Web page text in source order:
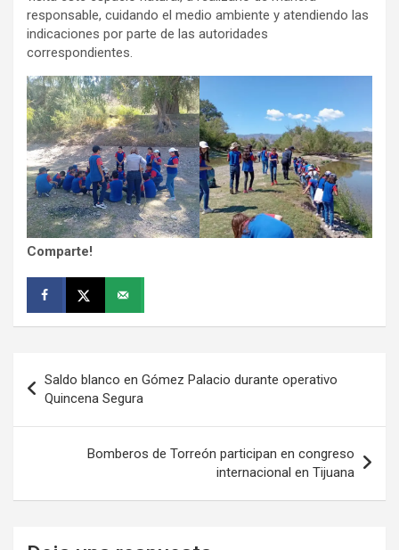
responsable, cuidando el medio ambiente y atendiendo las
indicaciones por parte de las autoridades
correspondientes.
Comparte!
de
entradas
Saldo blanco en Gómez Palacio durante operativo
Quincena Segura
Bomberos de Torreón participan en congreso
internacional en Tijuana